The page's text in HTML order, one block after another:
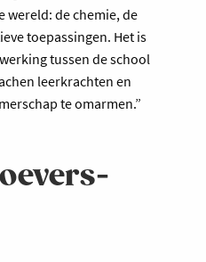
de chemie, de
toepassingen. Het is
tussen de school
leerkrachten en
te omarmen.”